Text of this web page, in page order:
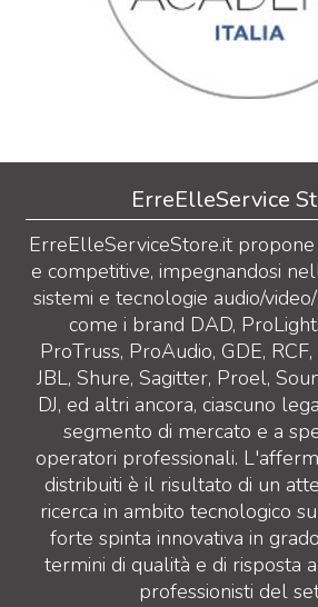
ErreElleService
ErreElleServiceStore.it
e competitive, impegnandosi
sistemi e tecnologie audio/
come i brand DAD,
ProTruss, ProAudio, GDE,
JBL, Shure, Sagitter, Proel,
DJ, ed altri ancora, ciascuno
segmento di mercato e a
operatori professionali.
distribuiti è il risultato di un
ricerca in ambito tecnologico
forte spinta innovativa in
termini di qualità e di risposta
professionisti del